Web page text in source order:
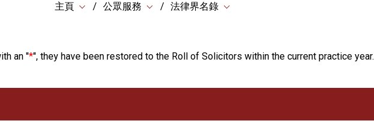
主頁 公眾服務 法律界名錄
an "*", they have been restored to the Roll of Solicitors within the current practice year.